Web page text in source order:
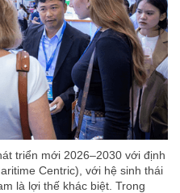
triển mới 2026–2030 với định
Centric), với hệ sinh thái
là lợi thế khác biệt. Trong